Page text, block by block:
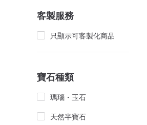
客製服務
只顯示可客製化商品
寶石種類
瑪瑙・玉石
天然半寶石